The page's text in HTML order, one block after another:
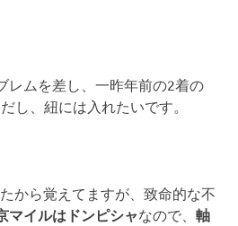
レムを差し、一昨年前の2着の
し、紐には入れたいです。
から覚えてますが、致命的な不
マイルはドンピシャなので、 軸